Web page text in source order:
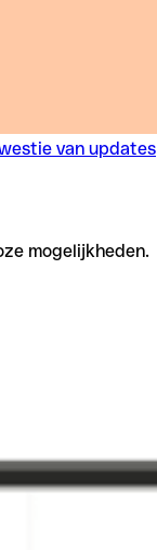
van updates
mogelijkheden.